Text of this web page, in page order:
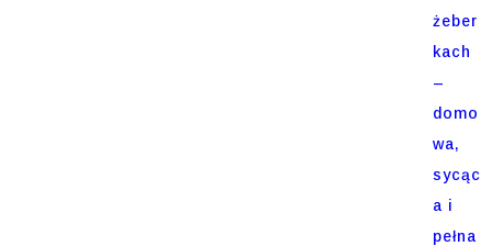
żeber
kach
–
domo
wa,
sycąc
a i
pełna